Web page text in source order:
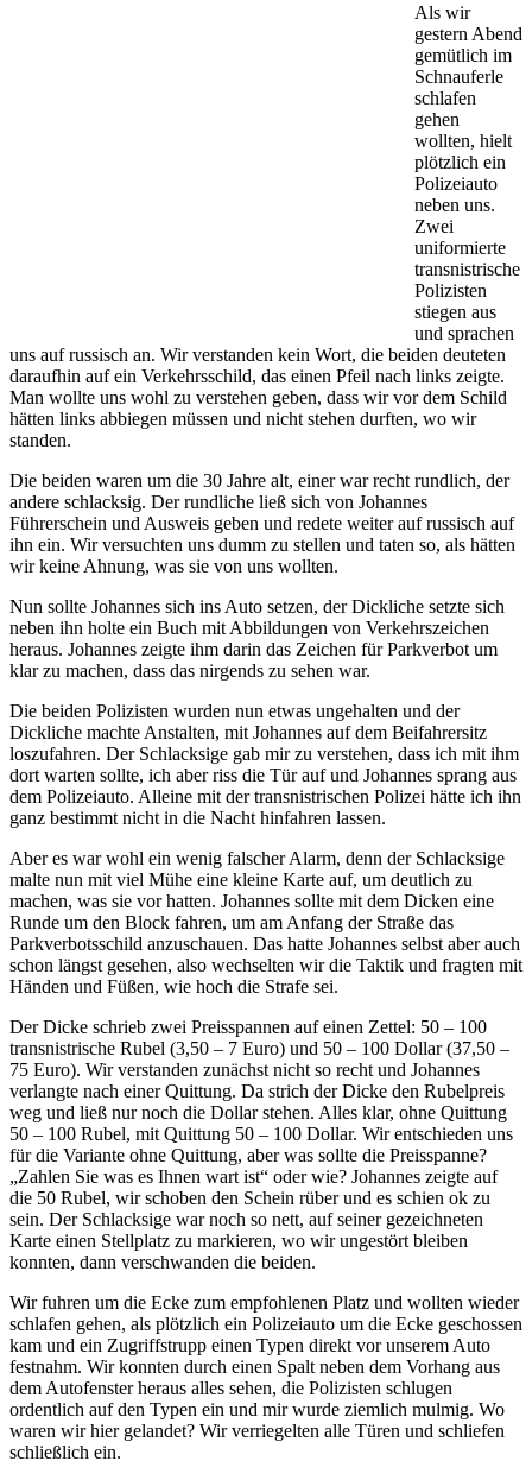
Als wir
gestern Abend
gemütlich im
Schnauferle
schlafen
gehen
wollten, hielt
plötzlich ein
Polizeiauto
neben uns.
Zwei
uniformierte
transnistrische
Polizisten
stiegen aus
und sprachen
uns auf russisch an. Wir verstanden kein Wort, die beiden deuteten
daraufhin auf ein Verkehrsschild, das einen Pfeil nach links zeigte.
Man wollte uns wohl zu verstehen geben, dass wir vor dem Schild
hätten links abbiegen müssen und nicht stehen durften, wo wir
standen.
Die beiden waren um die 30 Jahre alt, einer war recht rundlich, der
andere schlacksig. Der rundliche ließ sich von Johannes
Führerschein und Ausweis geben und redete weiter auf russisch auf
ihn ein. Wir versuchten uns dumm zu stellen und taten so, als hätten
wir keine Ahnung, was sie von uns wollten.
Nun sollte Johannes sich ins Auto setzen, der Dickliche setzte sich
neben ihn holte ein Buch mit Abbildungen von Verkehrszeichen
heraus. Johannes zeigte ihm darin das Zeichen für Parkverbot um
klar zu machen, dass das nirgends zu sehen war.
Die beiden Polizisten wurden nun etwas ungehalten und der
Dickliche machte Anstalten, mit Johannes auf dem Beifahrersitz
loszufahren. Der Schlacksige gab mir zu verstehen, dass ich mit ihm
dort warten sollte, ich aber riss die Tür auf und Johannes sprang aus
dem Polizeiauto. Alleine mit der transnistrischen Polizei hätte ich ihn
ganz bestimmt nicht in die Nacht hinfahren lassen.
Aber es war wohl ein wenig falscher Alarm, denn der Schlacksige
malte nun mit viel Mühe eine kleine Karte auf, um deutlich zu
machen, was sie vor hatten. Johannes sollte mit dem Dicken eine
Runde um den Block fahren, um am Anfang der Straße das
Parkverbotsschild anzuschauen. Das hatte Johannes selbst aber auch
schon längst gesehen, also wechselten wir die Taktik und fragten mit
Händen und Füßen, wie hoch die Strafe sei.
Der Dicke schrieb zwei Preisspannen auf einen Zettel: 50 – 100
transnistrische Rubel (3,50 – 7 Euro) und 50 – 100 Dollar (37,50 –
75 Euro). Wir verstanden zunächst nicht so recht und Johannes
verlangte nach einer Quittung. Da strich der Dicke den Rubelpreis
weg und ließ nur noch die Dollar stehen. Alles klar, ohne Quittung
50 – 100 Rubel, mit Quittung 50 – 100 Dollar. Wir entschieden uns
für die Variante ohne Quittung, aber was sollte die Preisspanne?
„Zahlen Sie was es Ihnen wart ist“ oder wie? Johannes zeigte auf
die 50 Rubel, wir schoben den Schein rüber und es schien ok zu
sein. Der Schlacksige war noch so nett, auf seiner gezeichneten
Karte einen Stellplatz zu markieren, wo wir ungestört bleiben
konnten, dann verschwanden die beiden.
Wir fuhren um die Ecke zum empfohlenen Platz und wollten wieder
schlafen gehen, als plötzlich ein Polizeiauto um die Ecke geschossen
kam und ein Zugriffstrupp einen Typen direkt vor unserem Auto
festnahm. Wir konnten durch einen Spalt neben dem Vorhang aus
dem Autofenster heraus alles sehen, die Polizisten schlugen
ordentlich auf den Typen ein und mir wurde ziemlich mulmig. Wo
waren wir hier gelandet? Wir verriegelten alle Türen und schliefen
schließlich ein.